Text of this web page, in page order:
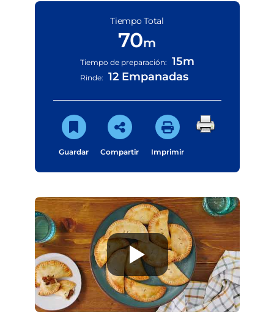
Tiempo Total
70m
Tiempo de preparación: 15m
Rinde: 12 Empanadas
Guardar Compartir Imprimir